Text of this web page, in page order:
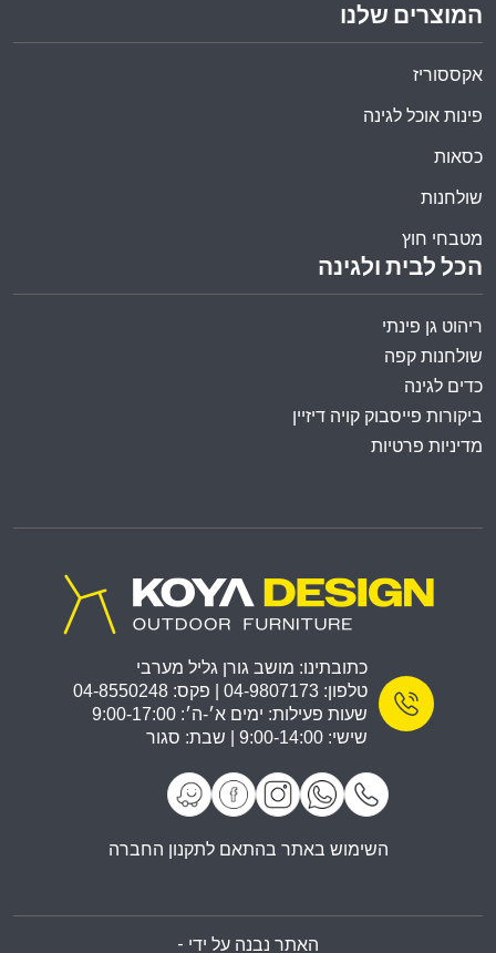
הכל לבית ולגינה
ריהוט גן פינתי
שולחנות קפה
כדים לגינה
ביקורות פייסבוק קויה דיזיין
מדיניות פרטיות
המוצרים שלנו
אקססוריז
פינות אוכל לגינה
כסאות
שולחנות
מטבחי חוץ
כתובתינו: מושב גורן גליל מערבי
טלפון: 04-9807173 | פקס: 04-8550248
שעות פעילות: ימים א׳-ה׳: 9:00-17:00
שישי: 9:00-14:00 | שבת: סגור
השימוש באתר בהתאם לתקנון החברה
האתר נבנה על ידי -